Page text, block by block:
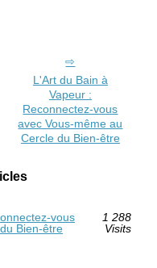
L'Art du Bain à
Vapeur :
Reconnectez-vous
avec Vous-même au
Cercle du Bien-être
vous
Bien-être
1 288
Visits